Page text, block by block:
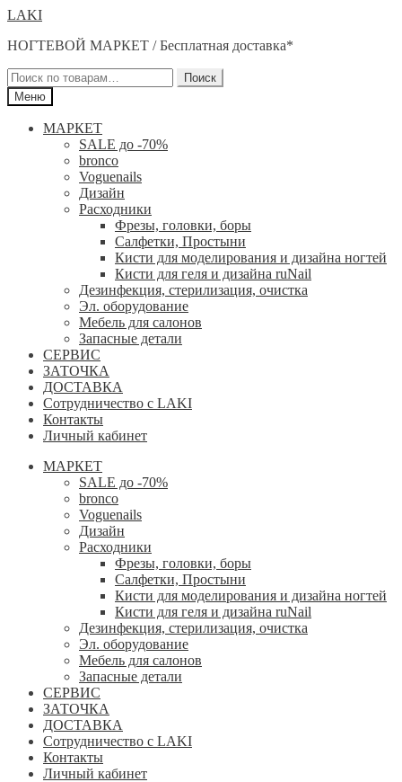
Перейти
навигации
Перейти
содержимому
LAKI
НОГТЕВОЙ МАРКЕТ / Бесплатная доставка*
Искать:
Поиск
Меню
МАРКЕТ
SALE до -70%
bronco
Voguenails
Дизайн
Расходники
Фрезы, головки, боры
Салфетки, Простыни
Кисти для моделирования и дизайна ногтей
Кисти для геля и дизайна ruNail
Дезинфекция, стерилизация, очистка
Эл. оборудование
Мебель для салонов
Запасные детали
СЕРВИС
ЗАТОЧКА
ДОСТАВКА
Сотрудничество с LAKI
Контакты
Личный кабинет
МАРКЕТ
SALE до -70%
bronco
Voguenails
Дизайн
Расходники
Фрезы, головки, боры
Салфетки, Простыни
Кисти для моделирования и дизайна ногтей
Кисти для геля и дизайна ruNail
Дезинфекция, стерилизация, очистка
Эл. оборудование
Мебель для салонов
Запасные детали
СЕРВИС
ЗАТОЧКА
ДОСТАВКА
Сотрудничество с LAKI
Контакты
Личный кабинет